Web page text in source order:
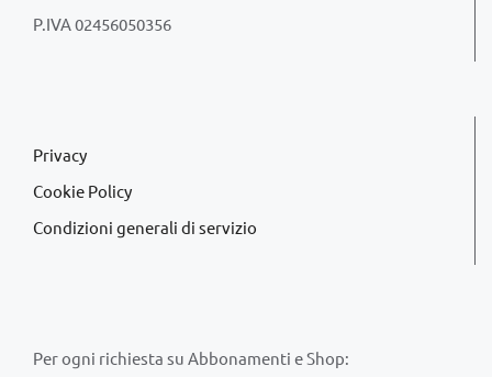
P.IVA 02456050356
Privacy
Cookie Policy
Condizioni generali di servizio
Per ogni richiesta su Abbonamenti e Shop: